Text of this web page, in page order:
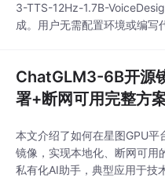
3-TTS-12Hz-1.7B-
成。用户无需配置环境或编写
ChatGLM3-6B开源
署+断网可用完整方
本文介绍了如何在星图GPU
镜像，实现本地化、断网可用
私有化AI助手，典型应用于技